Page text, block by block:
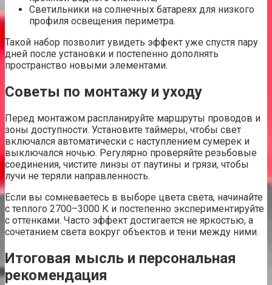
Светильники на солнечных батареях для низкого
профиля освещения периметра.
Такой набор позволит увидеть эффект уже спустя пару
дней после установки и постепенно дополнять
пространство новыми элементами.
Советы по монтажу и уходу
Перед монтажом распланируйте маршруты проводов и
зоны доступности. Установите таймеры, чтобы свет
включался автоматически с наступлением сумерек и
выключался ночью. Регулярно проверяйте резьбовые
соединения, чистите линзы от паутины и грязи, чтобы
лучи не теряли направленность.
Если вы сомневаетесь в выборе цвета света, начинайте
с теплого 2700–3000 К и постепенно экспериментируйте
с оттенками. Часто эффект достигается не яркостью, а
сочетанием света вокруг объектов и тени между ними.
Итоговая мысль и персональная
рекомендация